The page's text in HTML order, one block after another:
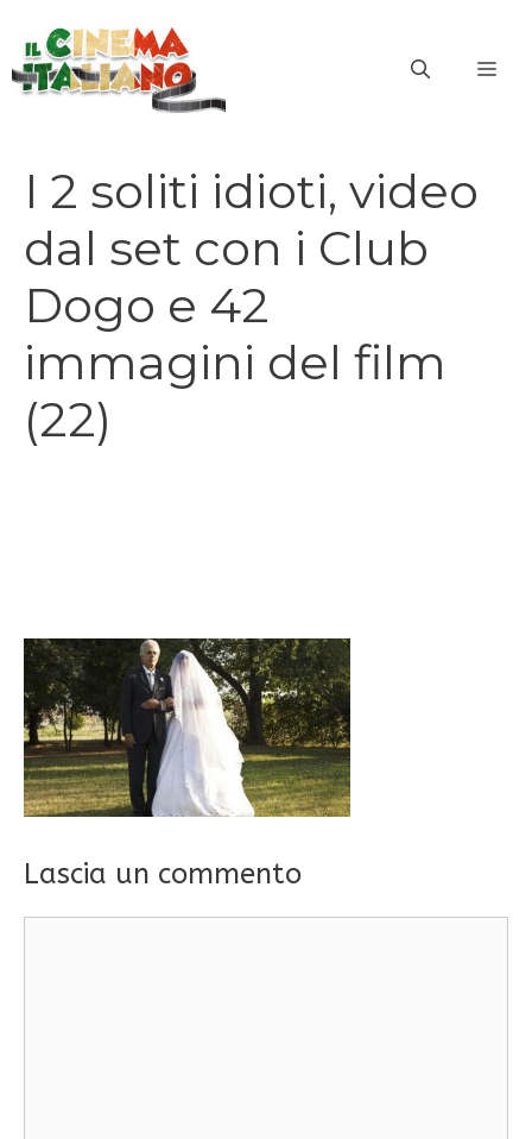
contenuto
I 2 soliti idioti, video
dal set con i Club
Dogo e 42
immagini del film
(22)
Lascia un commento